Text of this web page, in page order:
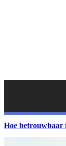
Hoe betrouwbaar